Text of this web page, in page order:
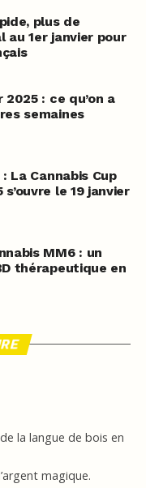
plus de
au 1er janvier pour
: ce qu’on a
semaines
La Cannabis Cup
le 19 janvier
MM6 : un
thérapeutique en
la langue de bois en
magique.